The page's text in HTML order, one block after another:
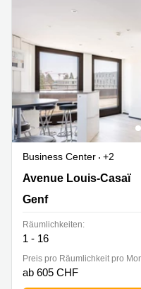
Business Center
+2
5. und 6. Stock,18,
Avenue Louis-Casaï
Genf
Räumlichkeiten:
1 - 16
Preis pro Räumlichkeit pro
ab 605 CHF